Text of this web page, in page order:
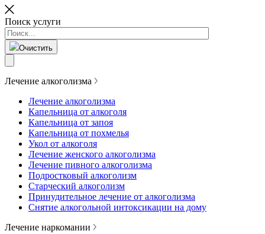
Поиск услуги
Очистить
Лечение алкоголизма
Лечение алкоголизма
Капельница от алкоголя
Капельница от запоя
Капельница от похмелья
Укол от алкоголя
Лечение женского алкоголизма
Лечение пивного алкоголизма
Подростковый алкоголизм
Старческий алкоголизм
Принудительное лечение от алкоголизма
Снятие алкогольной интоксикации на дому
Лечение наркомании